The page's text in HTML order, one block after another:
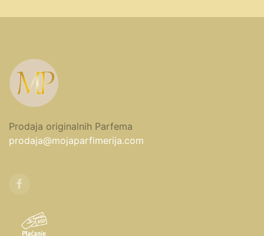
Prodaja originalnih Parfema
prodaja@mojaparfimerija.com